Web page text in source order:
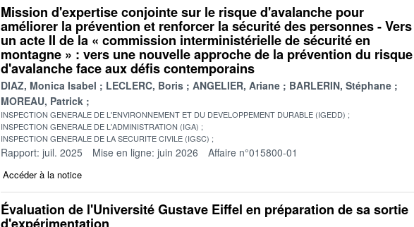
Mission d'expertise conjointe sur le risque d'avalanche pour
améliorer la prévention et renforcer la sécurité des personnes - Vers
un acte II de la « commission interministérielle de sécurité en
montagne » : vers une nouvelle approche de la prévention du risque
d'avalanche face aux défis contemporains
DIAZ, Monica Isabel LECLERC, Boris ANGELIER, Ariane
BARLERIN, Stéphane
MOREAU, Patrick
INSPECTION GENERALE DE L'ENVIRONNEMENT ET DU DEVELOPPEMENT DURABLE (IGEDD)
INSPECTION GENERALE DE L'ADMINISTRATION (IGA)
INSPECTION GENERALE DE LA SECURITE CIVILE (IGSC)
Rapport: juil. 2025 Mise en ligne: juin 2026 Affaire n°015800-01
Accéder à la notice
Évaluation de l'Université Gustave Eiffel en préparation de sa sortie
d'expérimentation